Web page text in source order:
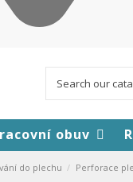
obuv
do plechu Perforace